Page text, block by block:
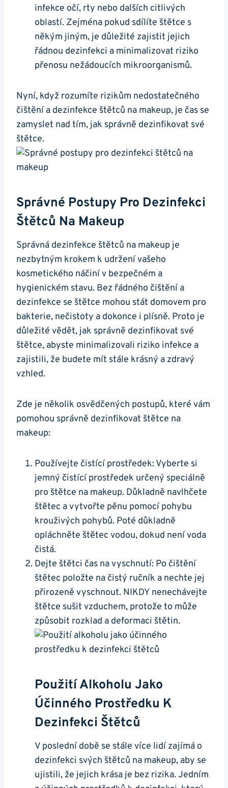
infekce očí, rty nebo dalších citlivých
oblastí. Zejména pokud sdílíte štětce s
někým jiným, je důležité zajistit jejich
řádnou dezinfekci a minimalizovat riziko
přenosu nežádoucích mikroorganismů.
Nyní, když rozumíte rizikům nedostatečného
čištění a dezinfekce štětců na makeup, je čas se
zamyslet nad tím, jak správně dezinfikovat své
štětce.
Správné Postupy Pro Dezinfekci
Štětců Na Makeup
Správná dezinfekce štětců na makeup je
nezbytným krokem k udržení vašeho
kosmetického náčiní v bezpečném a
hygienickém stavu. Bez řádného čištění a
dezinfekce se štětce mohou stát domovem pro
bakterie, nečistoty a dokonce i plísně. Proto je
důležité vědět, jak správně dezinfikovat své
štětce, abyste minimalizovali riziko infekce a
zajistili, že budete mít stále krásný a zdravý
vzhled.
Zde je několik osvědčených postupů, které vám
pomohou správně dezinfikovat štětce na
makeup:
Používejte čistící prostředek: Vyberte si
jemný čistící prostředek určený speciálně
pro štětce na makeup. Důkladně navlhčete
štětec a vytvořte pěnu pomocí pohybu
krouživých pohybů. Poté důkladně
opláchněte štětec vodou, dokud není voda
čistá.
Dejte štětci čas na vyschnutí: Po čištění
štětec položte na čistý ručník a nechte jej
přirozeně vyschnout. NIKDY nenechávejte
štětce sušit vzduchem, protože to může
způsobit rozklad a deformaci štětin.
Použití Alkoholu Jako
Účinného Prostředku K
Dezinfekci Štětců
V poslední době se stále více lidí zajímá o
dezinfekci svých štětců na makeup, aby se
ujistili, že jejich krása je bez rizika. Jedním